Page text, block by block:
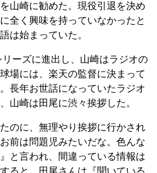
山崎に勧めた。現役引退を決め
全く興味を持っていなかったと
は始まっていた。
ーズに進出し、山崎はラジオの
場には、楽天の監督に決まって
長年お世話になっていたラジオ
山崎は田尾に渋々挨拶した。
のに、無理やり挨拶に行かされ
前は問題児みたいだな。色んな
と言われ、間違っている情報は